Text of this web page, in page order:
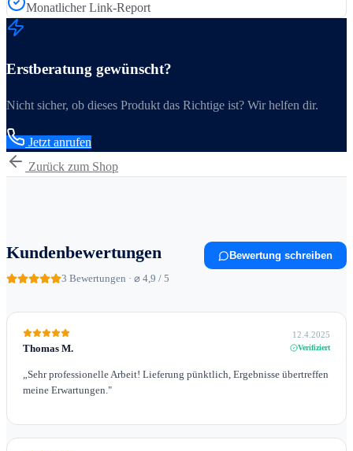
Monatlicher Link-Report
Erstberatung gewünscht?
Nicht sicher, ob dieses Produkt das Richtige ist? Wir helfen dir.
Jetzt anrufen
Zurück zum Shop
Kundenbewertungen
3 Bewertungen · ⌀ 4,9 / 5
Bewertung schreiben
Thomas M.
12.4.2025
Verifiziert
„Sehr professionelle Arbeit! Lieferung pünktlich, Ergebnisse übertreffen
meine Erwartungen."